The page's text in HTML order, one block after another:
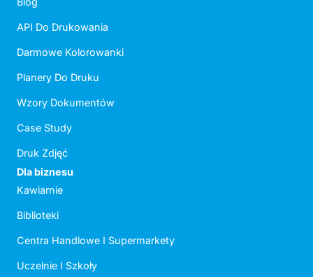
API Do Drukowania
Darmowe Kolorowanki
Planery Do Druku
Wzory Dokumentów
Case Study
Druk Zdjęć
Dla biznesu
Kawiarnie
Biblioteki
Centra Handlowe I Supermarkety
Uczelnie I Szkoły